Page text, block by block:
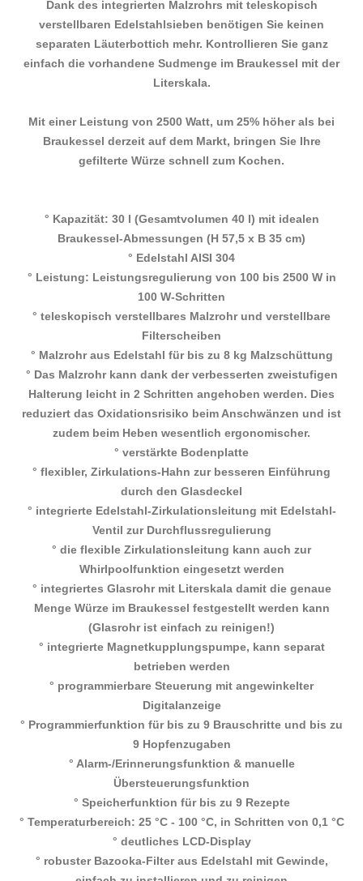
Dank des integrierten Malzrohrs mit teleskopisch
verstellbaren Edelstahlsieben benötigen Sie keinen
separaten Läuterbottich mehr. Kontrollieren Sie ganz
einfach die vorhandene Sudmenge im Braukessel mit der
Literskala.
Mit einer Leistung von 2500 Watt, um 25% höher als bei
Braukessel derzeit auf dem Markt, bringen Sie Ihre
gefilterte Würze schnell zum Kochen.
° Kapazität: 30 l (Gesamtvolumen 40 l) mit idealen
Braukessel-Abmessungen (H 57,5 x B 35 cm)
° Edelstahl AISI 304
° Leistung: Leistungsregulierung von 100 bis 2500 W in
100 W-Schritten
° teleskopisch verstellbares Malzrohr und verstellbare
Filterscheiben
° Malzrohr aus Edelstahl für bis zu 8 kg Malzschüttung
° Das Malzrohr kann dank der verbesserten zweistufigen
Halterung leicht in 2 Schritten angehoben werden. Dies
reduziert das Oxidationsrisiko beim Anschwänzen und ist
zudem beim Heben wesentlich ergonomischer.
° verstärkte Bodenplatte
° flexibler, Zirkulations-Hahn zur besseren Einführung
durch den Glasdeckel
° integrierte Edelstahl-Zirkulationsleitung mit Edelstahl-
Ventil zur Durchflussregulierung
° die flexible Zirkulationsleitung kann auch zur
Whirlpoolfunktion eingesetzt werden
° integriertes Glasrohr mit Literskala damit die genaue
Menge Würze im Braukessel festgestellt werden kann
(Glasrohr ist einfach zu reinigen!)
° integrierte Magnetkupplungspumpe, kann separat
betrieben werden
° programmierbare Steuerung mit angewinkelter
Digitalanzeige
° Programmierfunktion für bis zu 9 Brauschritte und bis zu
9 Hopfenzugaben
° Alarm-/Erinnerungsfunktion & manuelle
Übersteuerungsfunktion
° Speicherfunktion für bis zu 9 Rezepte
° Temperaturbereich: 25 °C - 100 °C, in Schritten von 0,1 °C
° deutliches LCD-Display
° robuster Bazooka-Filter aus Edelstahl mit Gewinde,